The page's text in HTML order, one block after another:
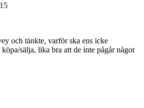
och tänkte, varför ska ens icke
sälja, lika bra att de inte pågår något